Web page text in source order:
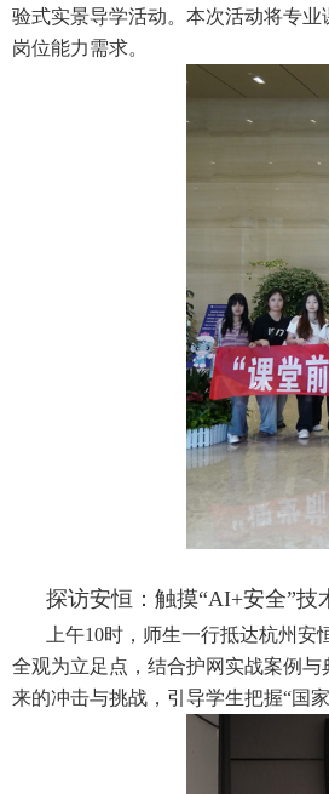
验式实景导学活动。本次活动将专
岗位能力需求。
探访安恒：触摸“AI+安全”技
上午10时，师生一行抵达杭州安
全观为立足点，结合护网实战案例
来的冲击与挑战，引导学生把握“国